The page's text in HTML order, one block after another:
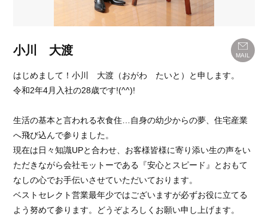
小川 大渡 MAIL
はじめまして！小川 大渡（おがわ たいと）と申します。
令和2年4月入社の28歳です!(^^)!
生活の基本と言われる衣食住…自身の幼少からの夢、住宅産業
へ飛び込んで参りました。
現在は日々知識UPと合わせ、お客様皆様に寄り添い生の声をい
ただきながら会社モットーである『安心とスピード』とおもて
なしの心でお手伝いさせていただいております。
ベストセレクト営業最年少ではございますが必ずお役に立てる
よう努めて参ります。どうぞよろしくお願い申し上げます。